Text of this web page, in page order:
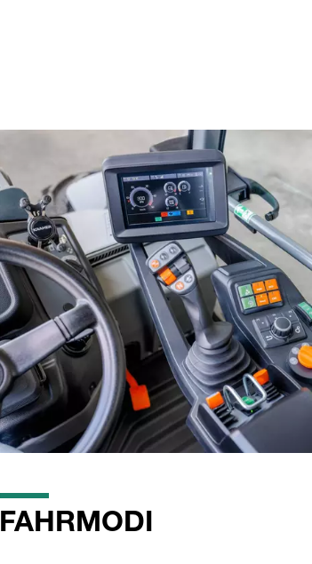
FAHRMODI